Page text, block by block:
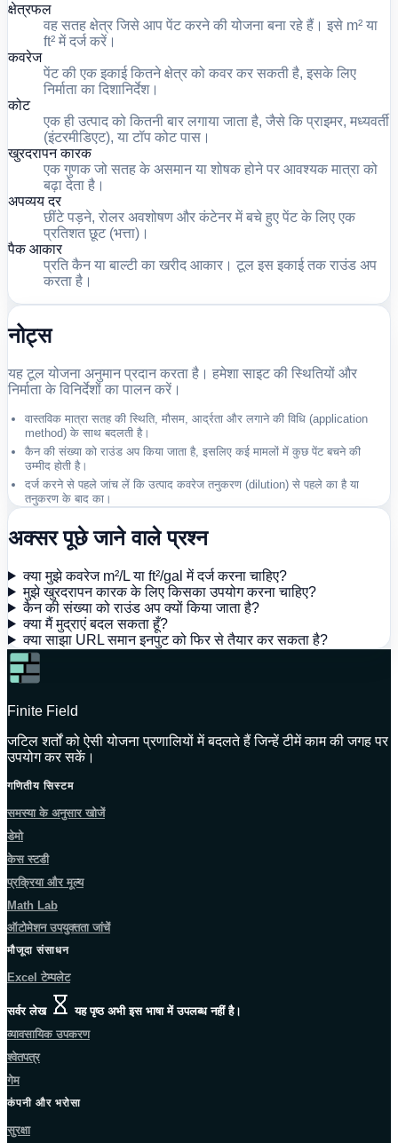
क्षेत्रफल
वह सतह क्षेत्र जिसे आप पेंट करने की योजना बना रहे हैं। इसे m² या
ft² में दर्ज करें।
कवरेज
पेंट की एक इकाई कितने क्षेत्र को कवर कर सकती है, इसके लिए
निर्माता का दिशानिर्देश।
कोट
एक ही उत्पाद को कितनी बार लगाया जाता है, जैसे कि प्राइमर, मध्यवर्ती
(इंटरमीडिएट), या टॉप कोट पास।
खुरदरापन कारक
एक गुणक जो सतह के असमान या शोषक होने पर आवश्यक मात्रा को
बढ़ा देता है।
अपव्यय दर
छींटे पड़ने, रोलर अवशोषण और कंटेनर में बचे हुए पेंट के लिए एक
प्रतिशत छूट (भत्ता)।
पैक आकार
प्रति कैन या बाल्टी का खरीद आकार। टूल इस इकाई तक राउंड अप
करता है।
नोट्स
यह टूल योजना अनुमान प्रदान करता है। हमेशा साइट की स्थितियों और
निर्माता के विनिर्देशों का पालन करें।
वास्तविक मात्रा सतह की स्थिति, मौसम, आर्द्रता और लगाने की विधि (application
method) के साथ बदलती है।
कैन की संख्या को राउंड अप किया जाता है, इसलिए कई मामलों में कुछ पेंट बचने की
उम्मीद होती है।
दर्ज करने से पहले जांच लें कि उत्पाद कवरेज तनुकरण (dilution) से पहले का है या
तनुकरण के बाद का।
अक्सर पूछे जाने वाले प्रश्न
क्या मुझे कवरेज m²/L या ft²/gal में दर्ज करना चाहिए?
मुझे खुरदरापन कारक के लिए किसका उपयोग करना चाहिए?
कैन की संख्या को राउंड अप क्यों किया जाता है?
क्या मैं मुद्राएं बदल सकता हूँ?
क्या साझा URL समान इनपुट को फिर से तैयार कर सकता है?
Finite Field
जटिल शर्तों को ऐसी योजना प्रणालियों में बदलते हैं जिन्हें टीमें काम की जगह पर
उपयोग कर सकें।
गणितीय सिस्टम
समस्या के अनुसार खोजें
डेमो
केस स्टडी
प्रक्रिया और मूल्य
Math Lab
ऑटोमेशन उपयुक्तता जांचें
मौजूदा संसाधन
Excel टेम्पलेट
सर्वर लेख
यह पृष्ठ अभी इस भाषा में उपलब्ध नहीं है।
व्यावसायिक उपकरण
श्वेतपत्र
गेम
कंपनी और भरोसा
सुरक्षा